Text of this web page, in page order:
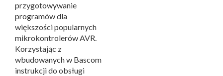
przygotowywanie
programów dla
większości popularnych
mikrokontrolerów AVR.
Korzystając z
wbudowanych w Bascom
instrukcji do obsługi